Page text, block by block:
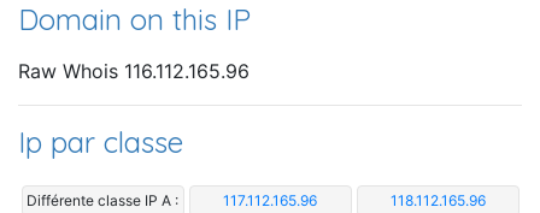
Domain on this IP
Raw Whois 116.112.165.96
Ip par classe
Différente classe IP A : 117.112.165.96 118.112.165.96